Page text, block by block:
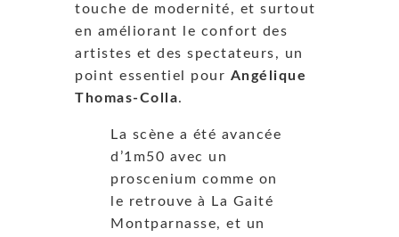
touche de modernité, et surtout
en améliorant le confort des
artistes et des spectateurs, un
point essentiel pour Angélique
Thomas-Colla.
La scène a été avancée
d’1m50 avec un
proscenium comme on
le retrouve à La Gaité
Montparnasse, et un